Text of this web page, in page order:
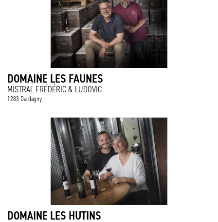
DOMAINE LES FAUNES
MISTRAL FRÉDÉRIC & LUDOVIC
1283 Dardagny
DOMAINE LES HUTINS